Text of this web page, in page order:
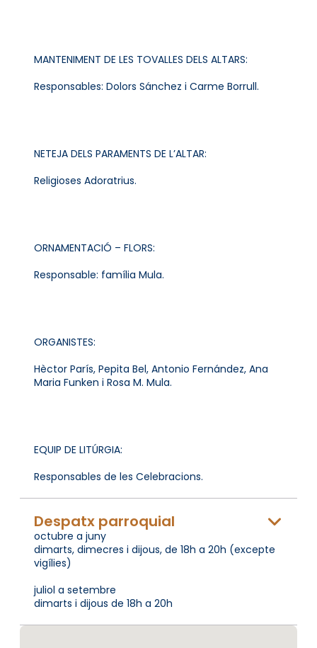
MANTENIMENT DE LES TOVALLES DELS ALTARS:
Responsables: Dolors Sánchez i Carme Borrull.
NETEJA DELS PARAMENTS DE L’ALTAR:
Religioses Adoratrius.
ORNAMENTACIÓ – FLORS:
Responsable: família Mula.
ORGANISTES:
Hèctor París, Pepita Bel, Antonio Fernández, Ana
Maria Funken i Rosa M. Mula.
EQUIP DE LITÚRGIA:
Responsables de les Celebracions.
Despatx parroquial
octubre a juny
dimarts, dimecres i dijous, de 18h a 20h (excepte
vigílies)
juliol a setembre
dimarts i dijous de 18h a 20h